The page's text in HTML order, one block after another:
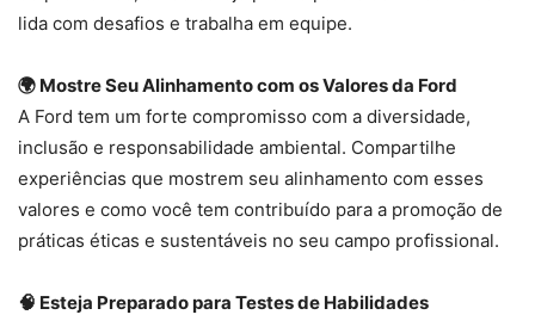
lida com desafios e trabalha em equipe.
🌍 Mostre Seu Alinhamento com os Valores da Ford
A Ford tem um forte compromisso com a diversidade,
inclusão e responsabilidade ambiental. Compartilhe
experiências que mostrem seu alinhamento com esses
valores e como você tem contribuído para a promoção de
práticas éticas e sustentáveis no seu campo profissional.
🧠 Esteja Preparado para Testes de Habilidades